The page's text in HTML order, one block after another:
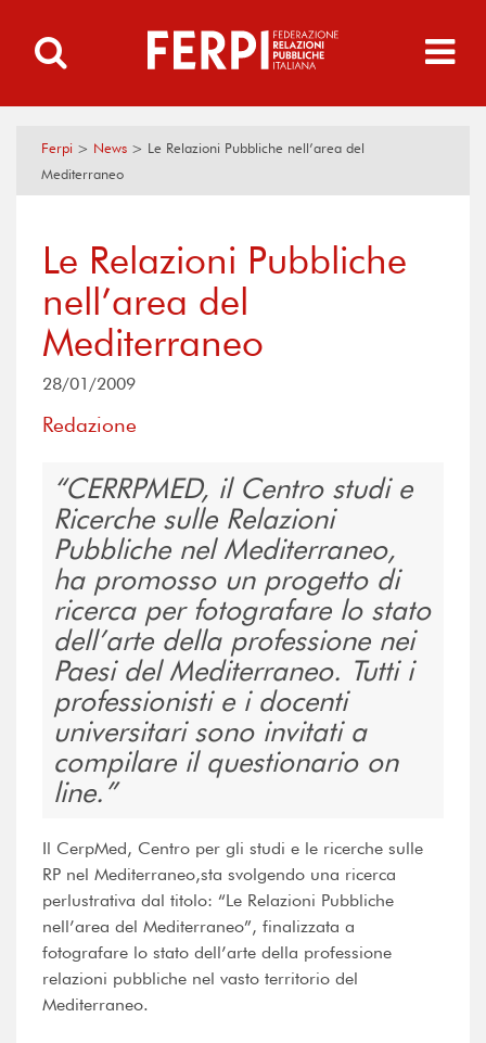
Ferpi > News > Le Relazioni Pubbliche nell’area del
Mediterraneo
Le Relazioni Pubbliche
nell’area del
Mediterraneo
28/01/2009
Redazione
CERRPMED, il Centro studi e
Ricerche sulle Relazioni
Pubbliche nel Mediterraneo,
ha promosso un progetto di
ricerca per fotografare lo stato
dell’arte della professione nei
Paesi del Mediterraneo. Tutti i
professionisti e i docenti
universitari sono invitati a
compilare il questionario on
line.
Il CerpMed, Centro per gli studi e le ricerche sulle
RP nel Mediterraneo,sta svolgendo una ricerca
perlustrativa dal titolo: “Le Relazioni Pubbliche
nell’area del Mediterraneo”, finalizzata a
fotografare lo stato dell’arte della professione
relazioni pubbliche nel vasto territorio del
Mediterraneo.